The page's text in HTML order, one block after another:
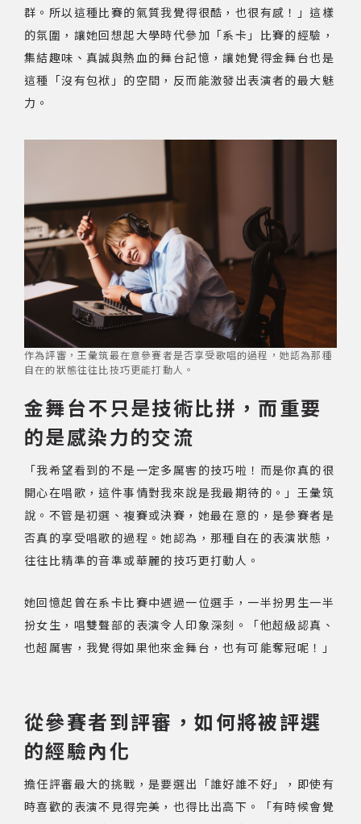
群。所以這種比賽的氣質我覺得很酷，也很有感！」這樣
的氛圍，讓她回想起大學時代參加「系卡」比賽的經驗，
集結趣味、真誠與熱血的舞台記憶，讓她覺得金舞台也是
這種「沒有包袱」的空間，反而能激發出表演者的最大魅
力。
作為評審，王彙筑最在意參賽者是否享受歌唱的過程，她認為那種
自在的狀態往往比技巧更能打動人。
金舞台不只是技術比拼，而重要
的是感染力的交流
「我希望看到的不是一定多厲害的技巧啦！而是你真的很
開心在唱歌，這件事情對我來說是我最期待的。」王彙筑
說。不管是初選、複賽或決賽，她最在意的，是參賽者是
否真的享受唱歌的過程。她認為，那種自在的表演狀態，
往往比精準的音準或華麗的技巧更打動人。
她回憶起曾在系卡比賽中遇過一位選手，一半扮男生一半
扮女生，唱雙聲部的表演令人印象深刻。「他超級認真、
也超厲害，我覺得如果他來金舞台，也有可能奪冠呢！」
從參賽者到評審，如何將被評選
的經驗內化
擔任評審最大的挑戰，是要選出「誰好誰不好」，即使有
時喜歡的表演不見得完美，也得比出高下。「有時候會覺